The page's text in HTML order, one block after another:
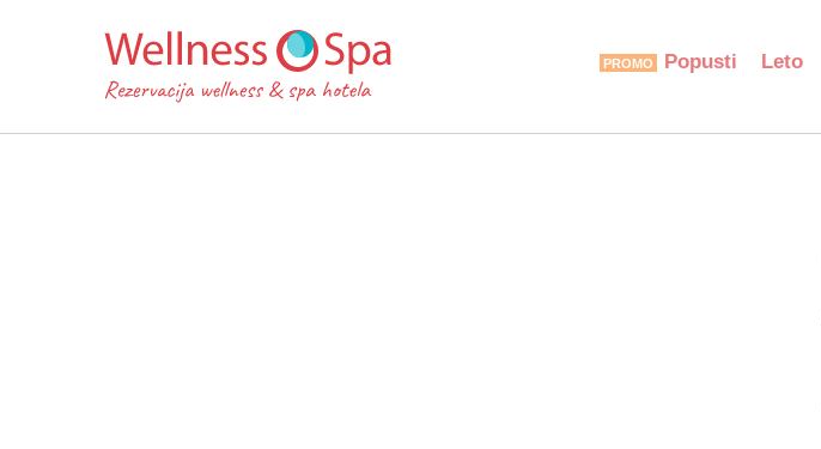
Popusti Leto